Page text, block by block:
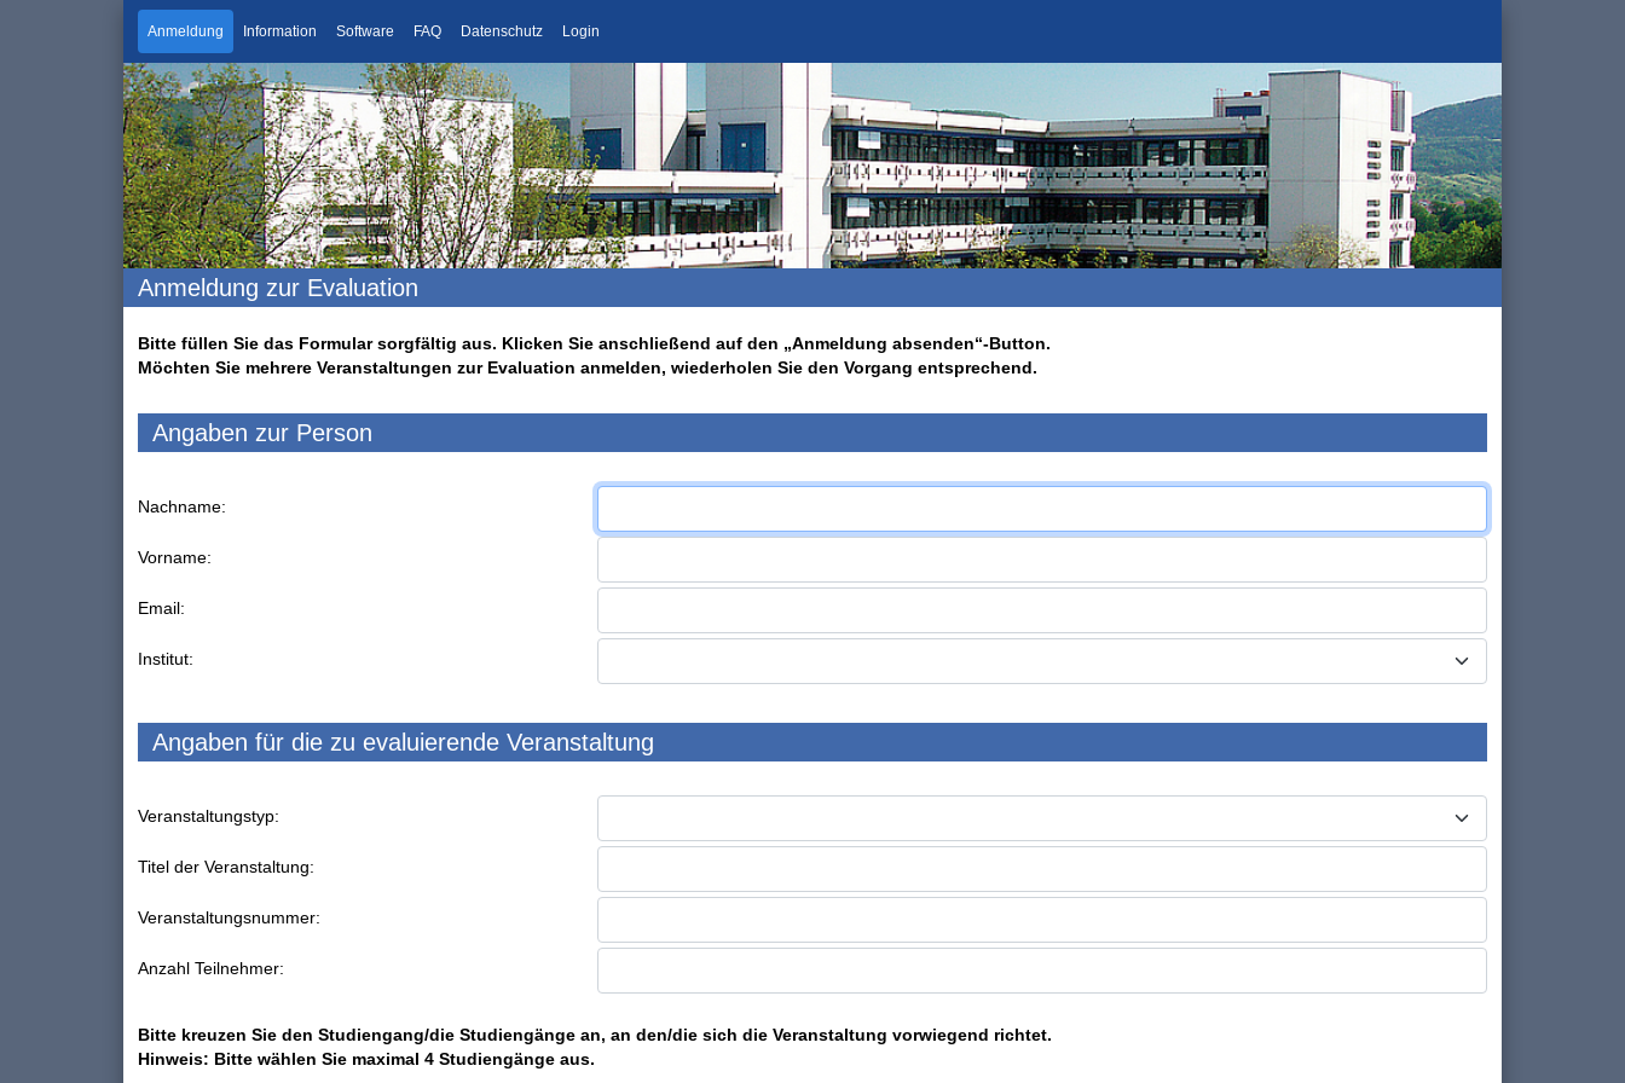
Anmeldung Information Software FAQ Datenschutz Login
Anmeldung zur Evaluation
Bitte füllen Sie das Formular sorgfältig aus. Klicken Sie anschließend auf den „Anmeldung absenden“-Button.
Möchten Sie mehrere Veranstaltungen zur Evaluation anmelden, wiederholen Sie den Vorgang entsprechend.
Angaben zur Person
Nachname:
Vorname:
Email:
Institut:
Angaben für die zu evaluierende Veranstaltung
Veranstaltungstyp:
Titel der Veranstaltung:
Veranstaltungsnummer:
Anzahl Teilnehmer:
Bitte kreuzen Sie den Studiengang/die Studiengänge an, an den/die sich die Veranstaltung vorwiegend richtet.
Hinweis: Bitte wählen Sie maximal 4 Studiengänge aus.